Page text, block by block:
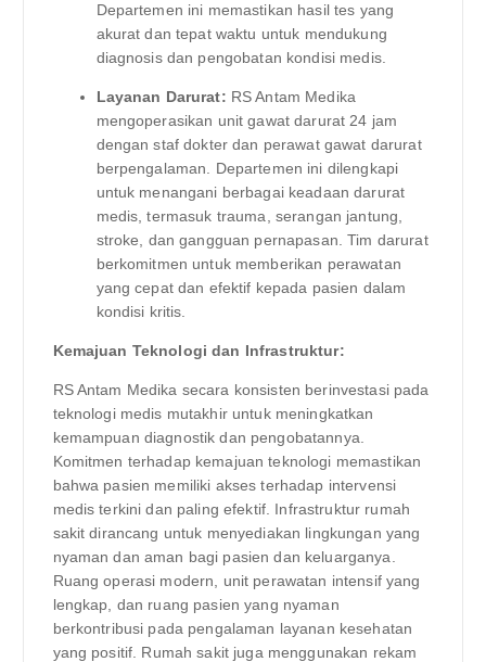
Departemen ini memastikan hasil tes yang
akurat dan tepat waktu untuk mendukung
diagnosis dan pengobatan kondisi medis.
Layanan Darurat: RS Antam Medika
mengoperasikan unit gawat darurat 24 jam
dengan staf dokter dan perawat gawat darurat
berpengalaman. Departemen ini dilengkapi
untuk menangani berbagai keadaan darurat
medis, termasuk trauma, serangan jantung,
stroke, dan gangguan pernapasan. Tim darurat
berkomitmen untuk memberikan perawatan
yang cepat dan efektif kepada pasien dalam
kondisi kritis.
Kemajuan Teknologi dan Infrastruktur:
RS Antam Medika secara konsisten berinvestasi pada
teknologi medis mutakhir untuk meningkatkan
kemampuan diagnostik dan pengobatannya.
Komitmen terhadap kemajuan teknologi memastikan
bahwa pasien memiliki akses terhadap intervensi
medis terkini dan paling efektif. Infrastruktur rumah
sakit dirancang untuk menyediakan lingkungan yang
nyaman dan aman bagi pasien dan keluarganya.
Ruang operasi modern, unit perawatan intensif yang
lengkap, dan ruang pasien yang nyaman
berkontribusi pada pengalaman layanan kesehatan
yang positif. Rumah sakit juga menggunakan rekam